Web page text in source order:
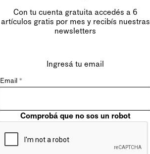
Con tu cuenta gratuita accedés a 6
artículos gratis por mes y recibís nuestras
newsletters
Ingresá tu email
Email *
Comprobá que no sos un robot